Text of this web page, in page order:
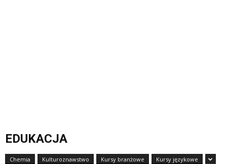
EDUKACJA
Chemia Kulturoznawstwo Kursy branżowe Kursy językowe